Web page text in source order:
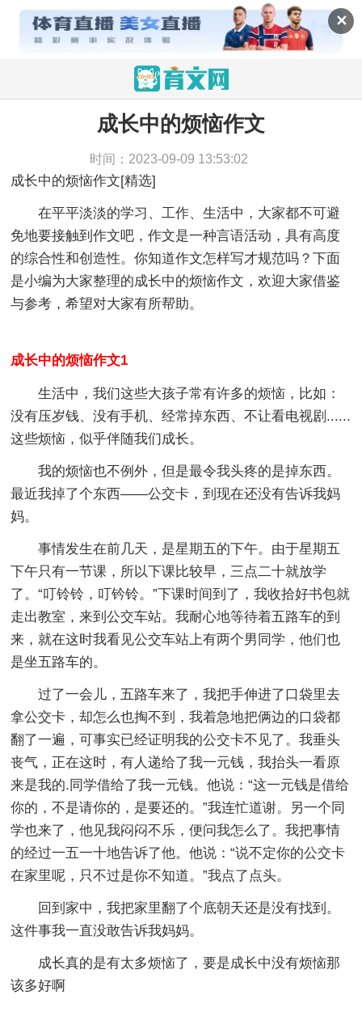
✕
育文网 > 作文 > 话题作文 >
作文
成长中的烦恼作文
时间：2023-09-09 13:53:02
成长中的烦恼作文[精选]
在平平淡淡的学习、工作、生活中，大家都不可避
免地要接触到作文吧，作文是一种言语活动，具有高度
的综合性和创造性。你知道作文怎样写才规范吗？下面
是小编为大家整理的成长中的烦恼作文，欢迎大家借鉴
与参考，希望对大家有所帮助。
成长中的烦恼作文1
生活中，我们这些大孩子常有许多的烦恼，比如：
没有压岁钱、没有手机、经常掉东西、不让看电视剧......
这些烦恼，似乎伴随我们成长。
我的烦恼也不例外，但是最令我头疼的是掉东西。
最近我掉了个东西——公交卡，到现在还没有告诉我妈
妈。
事情发生在前几天，是星期五的下午。由于星期五
下午只有一节课，所以下课比较早，三点二十就放学
了。“叮铃铃，叮钤铃。”下课时间到了，我收拾好书包就
走出教室，来到公交车站。我耐心地等待着五路车的到
来，就在这时我看见公交车站上有两个男同学，他们也
是坐五路车的。
过了一会儿，五路车来了，我把手伸进了口袋里去
拿公交卡，却怎么也掏不到，我着急地把俩边的口袋都
翻了一遍，可事实已经证明我的公交卡不见了。我垂头
丧气，正在这时，有人递给了我一元钱，我抬头一看原
来是我的.同学借给了我一元钱。他说：“这一元钱是借给
你的，不是请你的，是要还的。”我连忙道谢。另一个同
学也来了，他见我闷闷不乐，便问我怎么了。我把事情
的经过一五一十地告诉了他。他说：“说不定你的公交卡
在家里呢，只不过是你不知道。”我点了点头。
回到家中，我把家里翻了个底朝天还是没有找到。
这件事我一直没敢告诉我妈妈。
成长真的是有太多烦恼了，要是成长中没有烦恼那
该多好啊